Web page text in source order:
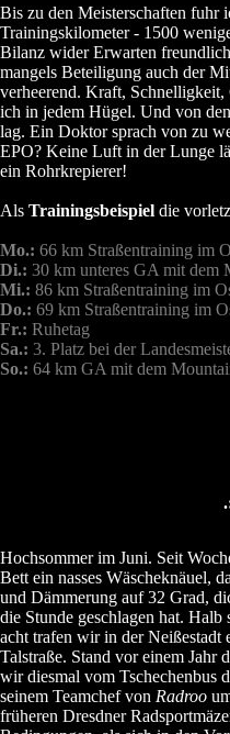
Bis zu den Meisterschaften fuhr
Trainingskilometer - 1500
Bilanz wider Erwarten
mangels Beteiligung auch der
verheerend. Kraft,
ich in jedem Hügel. Und von
lag. Ein Doktor sprach von zu
EPO? Keine Luft in der Lunge
ein Rohrkrepierer!
Als Trainingsbeispiel die
Mo.: 66 km Straßentraining im
Di.: 30 km unteres GA mit dem
Mi.: 86 km Straßentraining im
Do.: 69 km Straßentraining im
Fr.: Ruhetag
Sa.: 3. Platz bei der
So.: 64 km GA mit dem
Hochsommer im Juni. Seit
Bett ein nasses Wäscheknäuel,
und Dämmerung auf 32 Grad,
die Stunde geschlagen hat.
acht trafen wir in der Neißestadt
Talstraße. Stand vor einem Jahr
wir diesmal vom Tschechenbus
seinem Teamchef von Radroo
früheren Dresdner